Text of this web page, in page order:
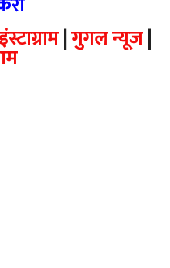
|गुगल न्यूज|